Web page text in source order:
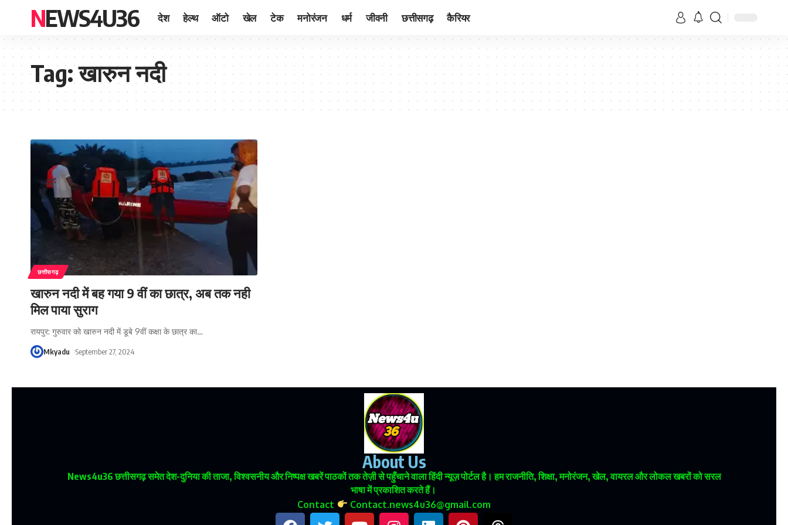
NEWS4U36 देश हेल्थ ऑटो खेल टेक मनोरंजन धर्म जीवनी छत्तीसगढ़ कैरियर
Tag:खारुन नदी
छत्तीसगढ़
खारुन नदी में बह गया 9 वीं का छात्र, अब तक नही
मिल पाया सुराग
रायपुर: गुरुवार को खारुन नदी में डूबे 9वीं कक्षा के छात्र का…
Mkyadu September 27, 2024
About Us
News4u36छत्तीसगढ़ समेत देश-दुनिया की ताजा, विश्वसनीय और निष्पक्ष खबरें पाठकों तक तेज़ी से पहुँचाने वाला हिंदी न्यूज़ पोर्टल है। हम राजनीति, शिक्षा, मनोरंजन, खेल, वायरल और लोकल खबरों को सरल
भाषा में प्रकाशित करते हैं।
Contact
Contact.news4u36@gmail.com